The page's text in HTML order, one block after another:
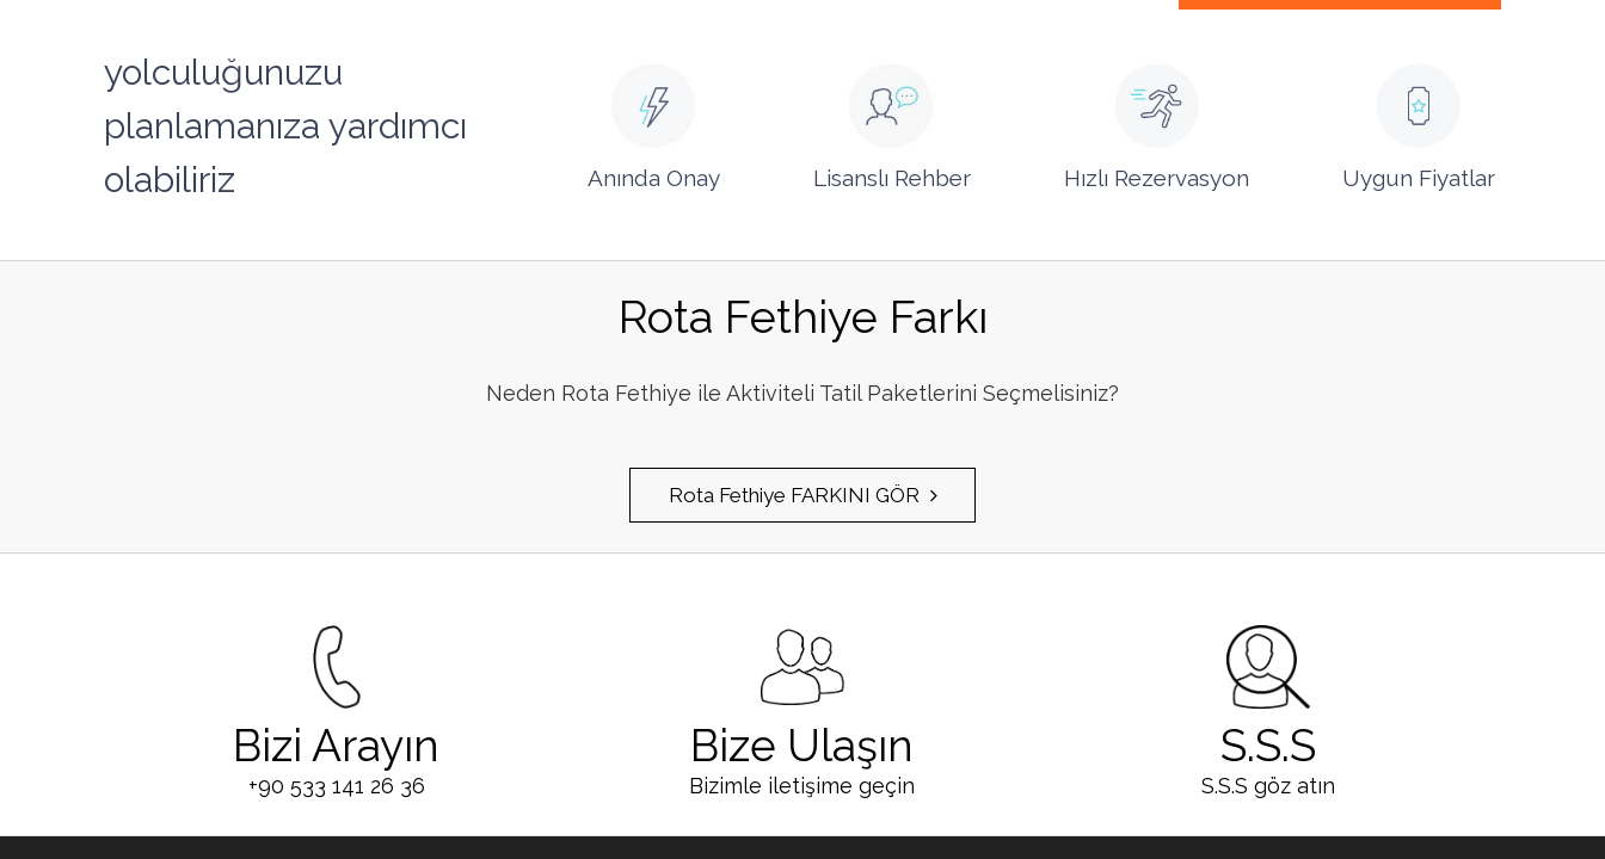
yolculuğunuzu
planlamanıza yardımcı
olabiliriz
Anında Onay Lisanslı Rehber Hızlı Rezervasyon Uygun Fiyatlar
Rota Fethiye Farkı
Neden Rota Fethiye ile Aktiviteli Tatil Paketlerini Seçmelisiniz?
Rota Fethiye FARKINI GÖR
Bizi Arayın
+90 533 141 26 36
Bize Ulaşın
Bizimle iletişime geçin
S.S.S
S.S.S göz atın